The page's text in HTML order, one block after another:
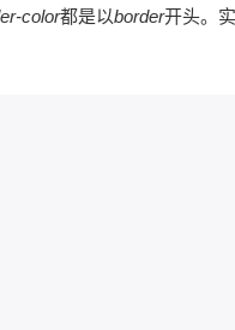
color都是以border开头。